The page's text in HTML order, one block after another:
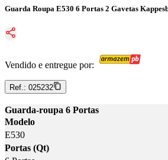
Guarda Roupa E530 6 Portas 2 Gavetas
Vendido e entregue por:
Ref.: 025232
Guarda-roupa 6 Portas
Modelo
E530
Portas (Qt)